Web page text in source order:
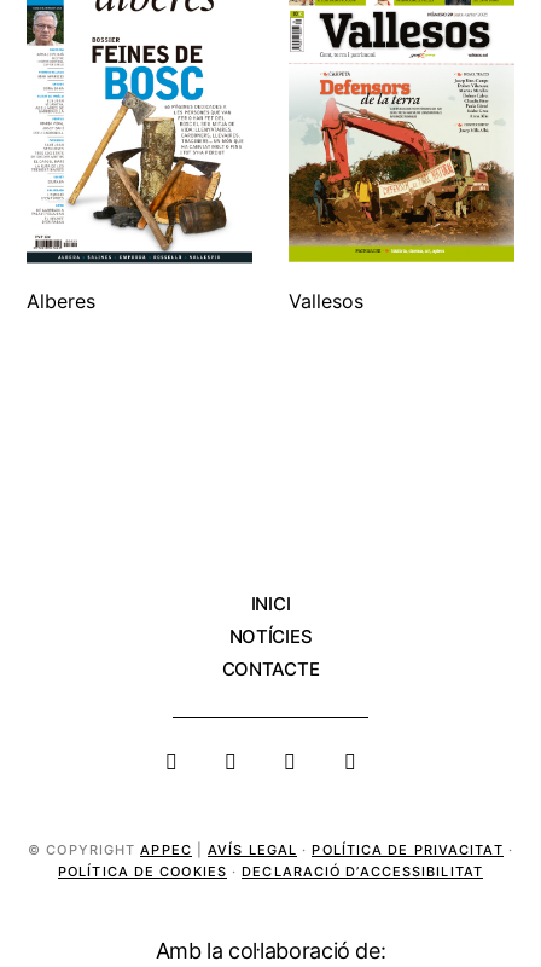
Alberes Vallesos
INICI
NOTÍCIES
CONTACTE
© COPYRIGHTAPPEC |AVÍS LEGAL ·POLÍTICA DE PRIVACITAT ·
POLÍTICA DE COOKIES ·DECLARACIÓ D’ACCESSIBILITAT
Amb la col·laboració de: